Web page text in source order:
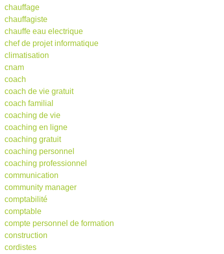
chauffage
chauffagiste
chauffe eau electrique
chef de projet informatique
climatisation
cnam
coach
coach de vie gratuit
coach familial
coaching de vie
coaching en ligne
coaching gratuit
coaching personnel
coaching professionnel
communication
community manager
comptabilité
comptable
compte personnel de formation
construction
cordistes